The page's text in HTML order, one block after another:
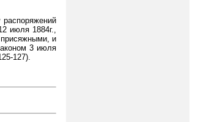
распоряжений
июля 1884г.,
и
3 июля
127).